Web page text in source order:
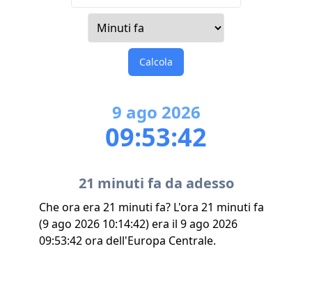
Calcola
9 ago 2026
09:53:42
21 minuti fa da adesso
Che ora era 21 minuti fa? L'ora 21 minuti fa
(9 ago 2026 10:14:42) era il 9 ago 2026
09:53:42 ora dell'Europa Centrale.